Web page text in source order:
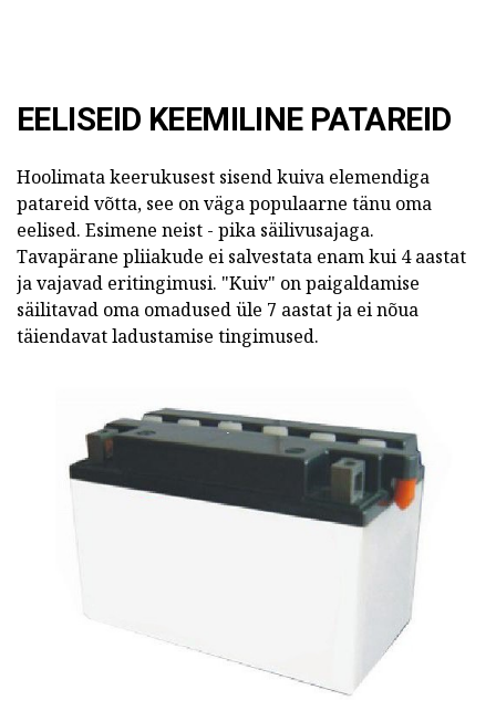
EELISEID KEEMILINE PATAREID
Hoolimata keerukusest sisend kuiva elemendiga
patareid võtta, see on väga populaarne tänu oma
eelised. Esimene neist - pika säilivusajaga.
Tavapärane pliiakude ei salvestata enam kui 4 aastat
ja vajavad eritingimusi. "Kuiv" on paigaldamise
säilitavad oma omadused üle 7 aastat ja ei nõua
täiendavat ladustamise tingimused.